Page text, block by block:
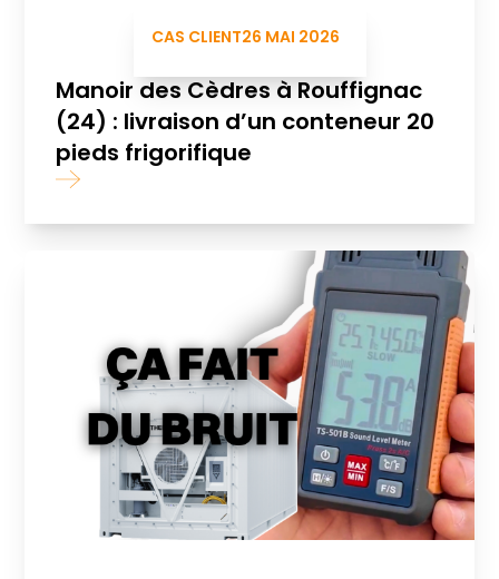
CAS CLIENT26 MAI 2026
Manoir des Cèdres à Rouffignac
(24) : livraison d’un conteneur 20
pieds frigorifique